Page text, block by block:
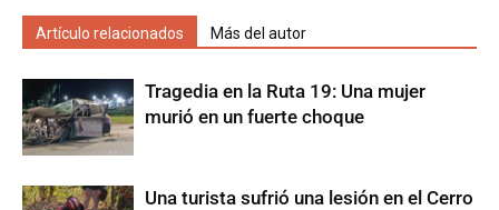
Artículo relacionados Más del autor
Tragedia en la Ruta 19: Una mujer
murió en un fuerte choque
Una turista sufrió una lesión en el Cerro